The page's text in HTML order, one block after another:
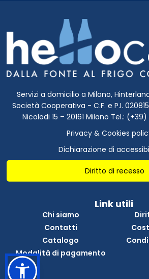
Servizi a domicilio a Milano,
Società Cooperativa - C.F. e P.I.
Nicolodi 15 – 20161 Milano Tel.:
Privacy & Cookies
Dichiarazione di
Diritto di recesso
Link utili
Chi siamo
Contatti
Catalogo
Modalità di pagamento